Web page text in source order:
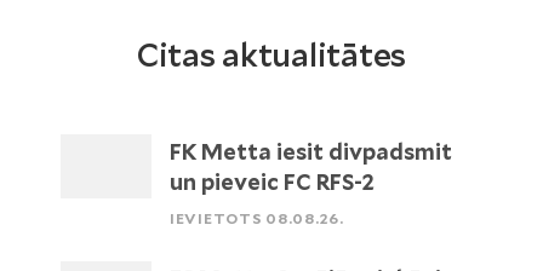
Citas aktualitātes
FK Metta iesit divpadsmit
un pieveic FC RFS-2
IEVIETOTS 08.08.26.